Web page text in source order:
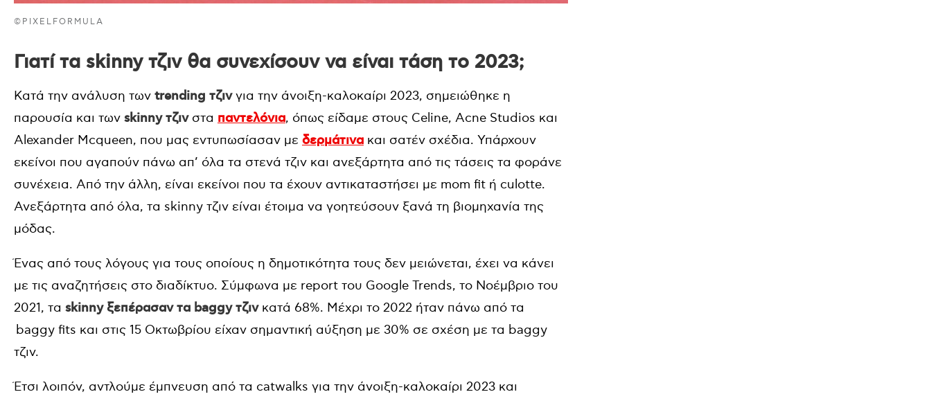
©PIXELFORMULA
Γιατί τα skinny τζιν θα συνεχίσουν να είναι τάση το 2023;
Κατά την ανάλυση των trending τζινγια την άνοιξη-καλοκαίρι 2023, σημειώθηκε η
παρουσία και των skinny τζιν στα παντελόνια, όπως είδαμε στους Celine, Acne Studios και
Alexander Mcqueen, που μας εντυπωσίασαν με δερμάτινα και σατέν σχέδια. Υπάρχουν
εκείνοι που αγαπούν πάνω απ’ όλα τα στενά τζιν και ανεξάρτητα από τις τάσεις τα φοράνε
συνέχεια. Από την άλλη, είναι εκείνοι που τα έχουν αντικαταστήσει με mom fit ή culotte.
Ανεξάρτητα από όλα, τα skinny τζιν είναι έτοιμα να γοητεύσουν ξανά τη βιομηχανία της
μόδας.
Ένας από τους λόγους για τους οποίους η δημοτικότητα τους δεν μειώνεται, έχει να κάνει
με τις αναζητήσεις στο διαδίκτυο. Σύμφωνα με report του Google Trends, το Νοέμβριο του
2021, τα skinny ξεπέρασαν τα baggy τζινκατά 68%. Μέχρι το 2022 ήταν πάνω από τα
baggy fits και στις 15 Οκτωβρίου είχαν σημαντική αύξηση με 30% σε σχέση με τα baggy
τζιν.
Έτσι λοιπόν, αντλούμε έμπνευση από τα catwalks για την άνοιξη-καλοκαίρι 2023 και